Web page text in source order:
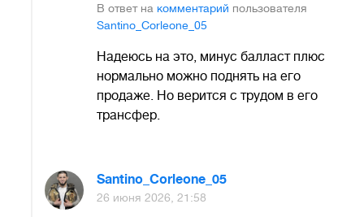
В ответ на комментарий пользователя
Santino_Corleone_05
Надеюсь на это, минус балласт плюс
нормально можно поднять на его
продаже. Но верится с трудом в его
трансфер.
Santino_Corleone_05
26 июня 2026, 21:58